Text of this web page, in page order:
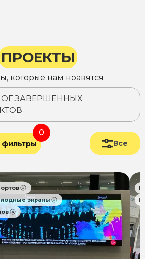
ПРОЕКТЫ
которые нам нравятся
ЗАВЕРШЕННЫХ
фильтры
0
Все
экраны